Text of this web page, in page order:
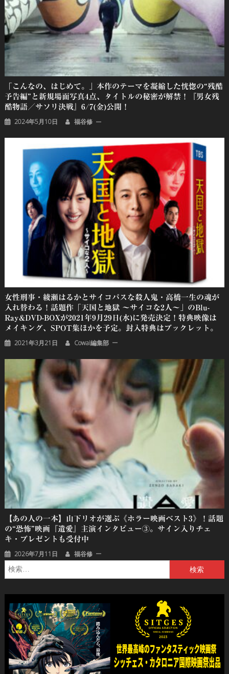
「こんなの、はじめて。」本作のテーマを凝縮した恍惚の“残酷
予告編”と新規場面写真4点、タイトルの秘密が解禁！『男女残
酷物語／サソリ決戦』6/7(金)公開！
2024年5月10日 福谷修
女性刑事・綾瀬はるかとサイコパスな殺人鬼・高橋一生の魂が
入れ替わる！話題作「天国と地獄 〜サイコな2人〜」のBlu-
Ray&DVD-BOXが2021年9月29日(水)に発売決定！特典映像は
メイキング、SPOT集ほかを予定。封入特典はブックレット。
2021年3月21日 Cowai編集部
【あの人の一本】山下リオが選ぶ《ホラー映画ベスト3》！話題
の“恐怖”映画『遺愛』主演インタビュー③。サイン入りチェ
キ・プレゼントも受付中
2026年7月11日 福谷修
索: